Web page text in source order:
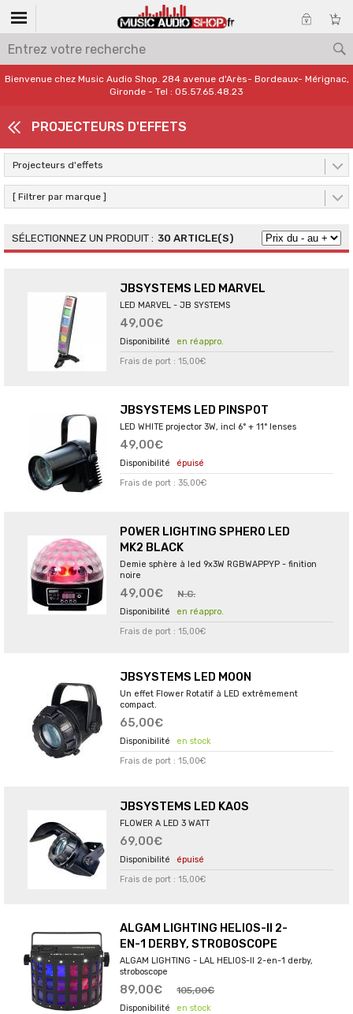
Bienvenue chez Music Audio Shop. 284 avenue d'Arès- Bordeaux- Mérignac,
Gironde - Tel : 05.57.65.48.23
PROJECTEURS D'EFFETS
Projecteurs d'effets
[ Filtrer par marque ]
30 ARTICLE(S)
JBSYSTEMS LED MARVEL
LED MARVEL - JB SYSTEMS
49,00€
en réappro.
Frais de port : 15,00€
JBSYSTEMS LED PINSPOT
LED WHITE projector 3W, incl 6° + 11° lenses
49,00€
épuisé
Frais de port : 35,00€
POWER LIGHTING SPHERO LED
MK2 BLACK
Demie sphère à led 9x3W RGBWAPPYP - finition
noire
49,00€ N.C.
en réappro.
Frais de port : 15,00€
JBSYSTEMS LED MOON
Un effet Flower Rotatif à LED extrêmement
compact.
65,00€
en stock
Frais de port : 15,00€
JBSYSTEMS LED KAOS
FLOWER A LED 3 WATT
69,00€
épuisé
Frais de port : 15,00€
ALGAM LIGHTING HELIOS-II 2-
EN-1 DERBY, STROBOSCOPE
ALGAM LIGHTING - LAL HELIOS-II 2-en-1 derby,
stroboscope
89,00€ 105,00€
en stock